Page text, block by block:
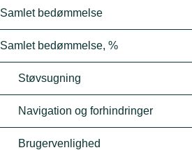
Samlet bedømmelse
Samlet bedømmelse, %
Støvsugning
Navigation og forhindringer
Brugervenlighed